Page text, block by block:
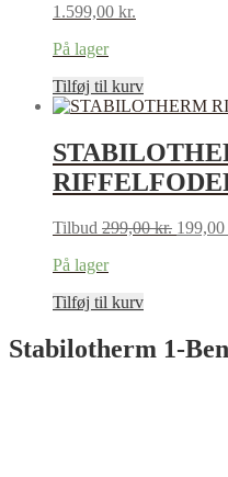
1.599,00 kr.
På lager
Tilføj til kurv
Tilbud 299,00kr. 199,00
På lager
Tilføj til kurv
Stabilotherm 1-